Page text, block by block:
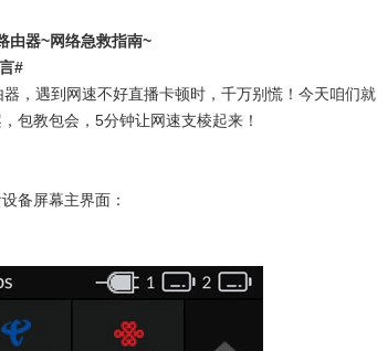
央行行长巴厘岛会议
育与游戏交互体验
由器~网络急救指南~
#
器，遇到网速不好直播卡顿时，千万别慌！今天咱们就
包教包会， 5分钟让网速支棱起来！
备屏幕主界面：